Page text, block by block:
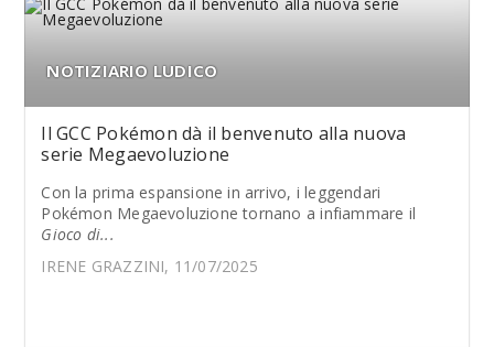
NOTIZIARIO LUDICO
Il GCC Pokémon dà il benvenuto alla nuova
serie Megaevoluzione
Con la prima espansione in arrivo, i leggendari
Pokémon Megaevoluzione tornano a infiammare il
Gioco di...
IRENE GRAZZINI, 11/07/2025